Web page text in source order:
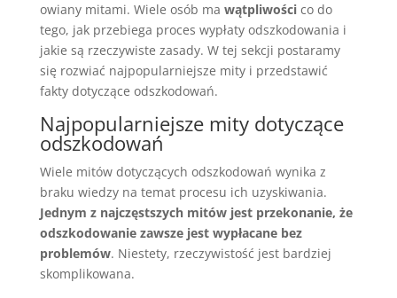
owiany mitami. Wiele osób ma wątpliwościco do
tego, jak przebiega proces wypłaty odszkodowania i
jakie są rzeczywiste zasady. W tej sekcji postaramy
się rozwiać najpopularniejsze mity i przedstawić
fakty dotyczące odszkodowań.
Najpopularniejsze mity dotyczące
odszkodowań
Wiele mitów dotyczących odszkodowań wynika z
braku wiedzy na temat procesu ich uzyskiwania.
Jednym z najczęstszych mitów jest przekonanie, że
odszkodowanie zawsze jest wypłacane bez
problemów. Niestety, rzeczywistość jest bardziej
skomplikowana.